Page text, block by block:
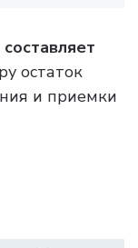
остаток
и приемки